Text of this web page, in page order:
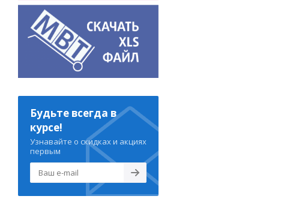
Будьте всегда в
курсе!
Узнавайте о скидках и акциях
первым